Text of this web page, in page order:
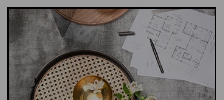
KATSO SISUSTUSVINKIT